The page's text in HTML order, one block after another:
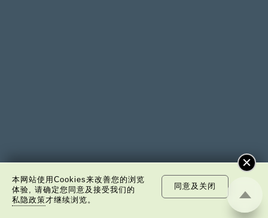
本网站使用Cookies来改善您的浏览
体验, 请确定您同意及接受我们的
私隐政策才继续浏览。
同意及关闭